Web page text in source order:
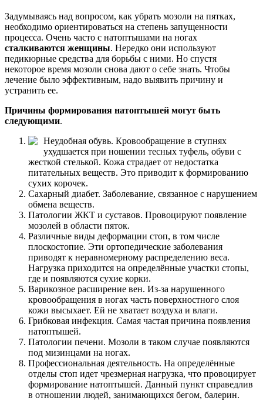
Задумываясь над вопросом, как убрать мозоли на пятках,
необходимо ориентироваться на степень запущенности
процесса. Очень часто с натоптышами на ногах
сталкиваются женщины. Нередко они используют
педикюрные средства для борьбы с ними. Но спустя
некоторое время мозоли снова дают о себе знать. Чтобы
лечение было эффективным, надо выявить причину и
устранить ее.
Причины формирования натоптышей могут быть
следующими.
Неудобная обувь. Кровообращение в ступнях
ухудшается при ношении тесных туфель, обуви с
жесткой стелькой. Кожа страдает от недостатка
питательных веществ. Это приводит к формированию
сухих корочек.
Сахарный диабет. Заболевание, связанное с нарушением
обмена веществ.
Патологии ЖКТ и суставов. Провоцируют появление
мозолей в области пяток.
Различные виды деформации стоп, в том числе
плоскостопие. Эти ортопедические заболевания
приводят к неравномерному распределению веса.
Нагрузка приходится на определённые участки стопы,
где и появляются сухие корки.
Варикозное расширение вен. Из-за нарушенного
кровообращения в ногах часть поверхностного слоя
кожи высыхает. Ей не хватает воздуха и влаги.
Грибковая инфекция. Самая частая причина появления
натоптышей.
Патологии печени. Мозоли в таком случае появляются
под мизинцами на ногах.
Профессиональная деятельность. На определённые
отделы стоп идет чрезмерная нагрузка, что провоцирует
формирование натоптышей. Данный пункт справедлив
в отношении людей, занимающихся бегом, балерин.